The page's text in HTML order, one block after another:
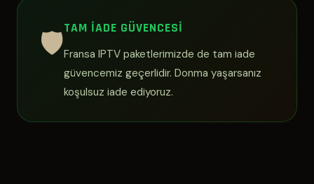
🛡️TAM İADE GÜVENCESI
Fransa IPTV paketlerimizde de tam iade
güvencemiz geçerlidir. Donma yaşarsanız
koşulsuz iade ediyoruz.